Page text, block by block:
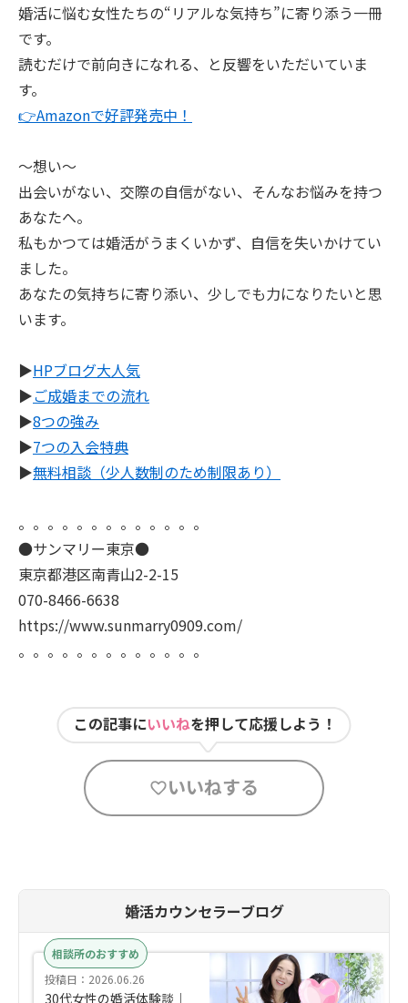
婚活に悩む女性たちの“リアルな気持ち”に寄り添う一冊
です。
読むだけで前向きになれる、と反響をいただいていま
す。
👉Amazonで好評発売中！
～想い～
出会いがない、交際の自信がない、そんなお悩みを持つ
あなたへ。
私もかつては婚活がうまくいかず、自信を失いかけてい
ました。
あなたの気持ちに寄り添い、少しでも力になりたいと思
います。
▶HPブログ大人気
▶ご成婚までの流れ
▶8つの強み
▶7つの入会特典
▶無料相談（少人数制のため制限あり）
。。。。。。。。。。。。。
●サンマリー東京●
東京都港区南青山2-2-15
070-8466-6638
https://www.sunmarry0909.com/
。。。。。。。。。。。。。
この記事にいいねを押して応援しよう！
いいねする
婚活カウンセラーブログ
相談所のおすすめ
投稿日：2026.06.26
30代女性の婚活体験談｜